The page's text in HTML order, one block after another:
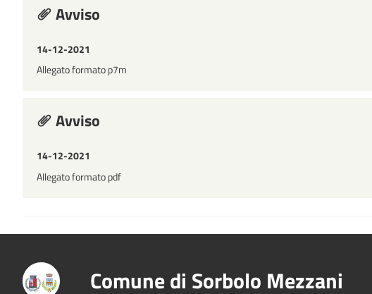
Avviso
14-12-2021
Allegato formato p7m
Avviso
14-12-2021
Allegato formato pdf
Comune di Sorbolo Mezzani